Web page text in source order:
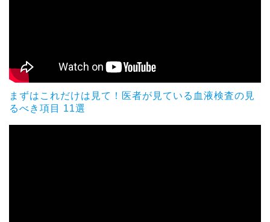
まずはこれだけは見て！医者が見ている血液検査の見
るべき項目 11選